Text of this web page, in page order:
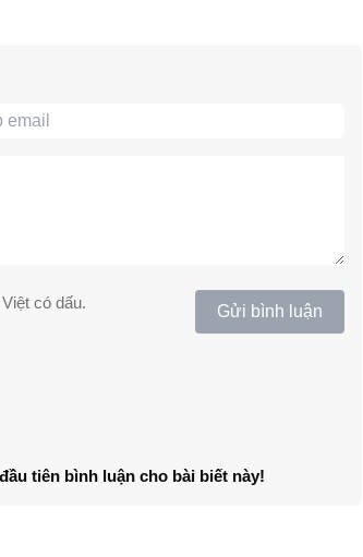
có dấu. Gửi bình luận
tiên bình luận cho bài biết này!